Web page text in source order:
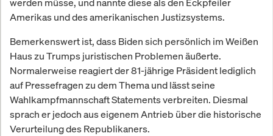
Amerikas und des amerikanischen Justizsystems.
Bemerkenswert ist, dass Biden sich persönlich im Weißen
Haus zu Trumps juristischen Problemen äußerte.
Normalerweise reagiert der 81-jährige Präsident lediglich
auf Pressefragen zu dem Thema und lässt seine
Wahlkampfmannschaft Statements verbreiten. Diesmal
sprach er jedoch aus eigenem Antrieb über die historische
Verurteilung des Republikaners.